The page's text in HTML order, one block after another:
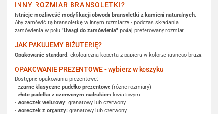
INNY ROZMIAR BRANSOLETKI?
Istnieje możliwość modyfikacji obwodu bransoletki z kamieni naturalnych.
Aby zamówić tą bransoletkę w innym rozmiarze - podczas składania
zamówienia w polu "Uwagi do zamówienia" podaj preferowany rozmiar.
JAK PAKUJEMY BIŻUTERIĘ?
Opakowanie standard: ekologiczna koperta z papieru w kolorze jasnego brązu.
OPAKOWANIE PREZENTOWE - wybierz w koszyku
Dostępne opakowania prezentowe:
- czarne klasyczne pudełko prezentowe (różne rozmiary)
- złote pudełko z czerwonym nadrukiem kwiatowym
- woreczek welurowy: granatowy lub czerwony
- woreczek z organzy: granatowy lub czerwony